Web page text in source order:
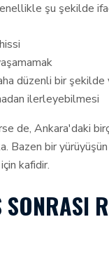
şu şekilde
düzenli bir
ilerleyebilmesi
de, Ankara'daki
bir
kafidir.